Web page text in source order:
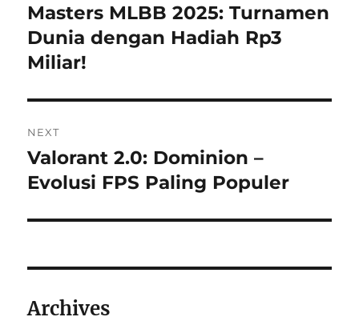
post:
Masters MLBB 2025: Turnamen
Dunia dengan Hadiah Rp3
Miliar!
NEXT
Next
post:
Valorant 2.0: Dominion –
Evolusi FPS Paling Populer
Archives